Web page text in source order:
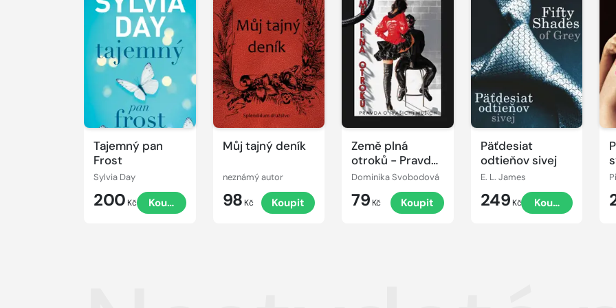
Tajemný pan
Frost
Sylvia Day
200 Kč Koupit
Můj tajný deník
neznámý autor
98 Kč Koupit
Země plná
otroků - Pravda
o (vašich)
Dominika Svobodová
79 Kč Koupit
Päťdesiat
odtieňov sivej
E. L. James
249 Kč Koupit